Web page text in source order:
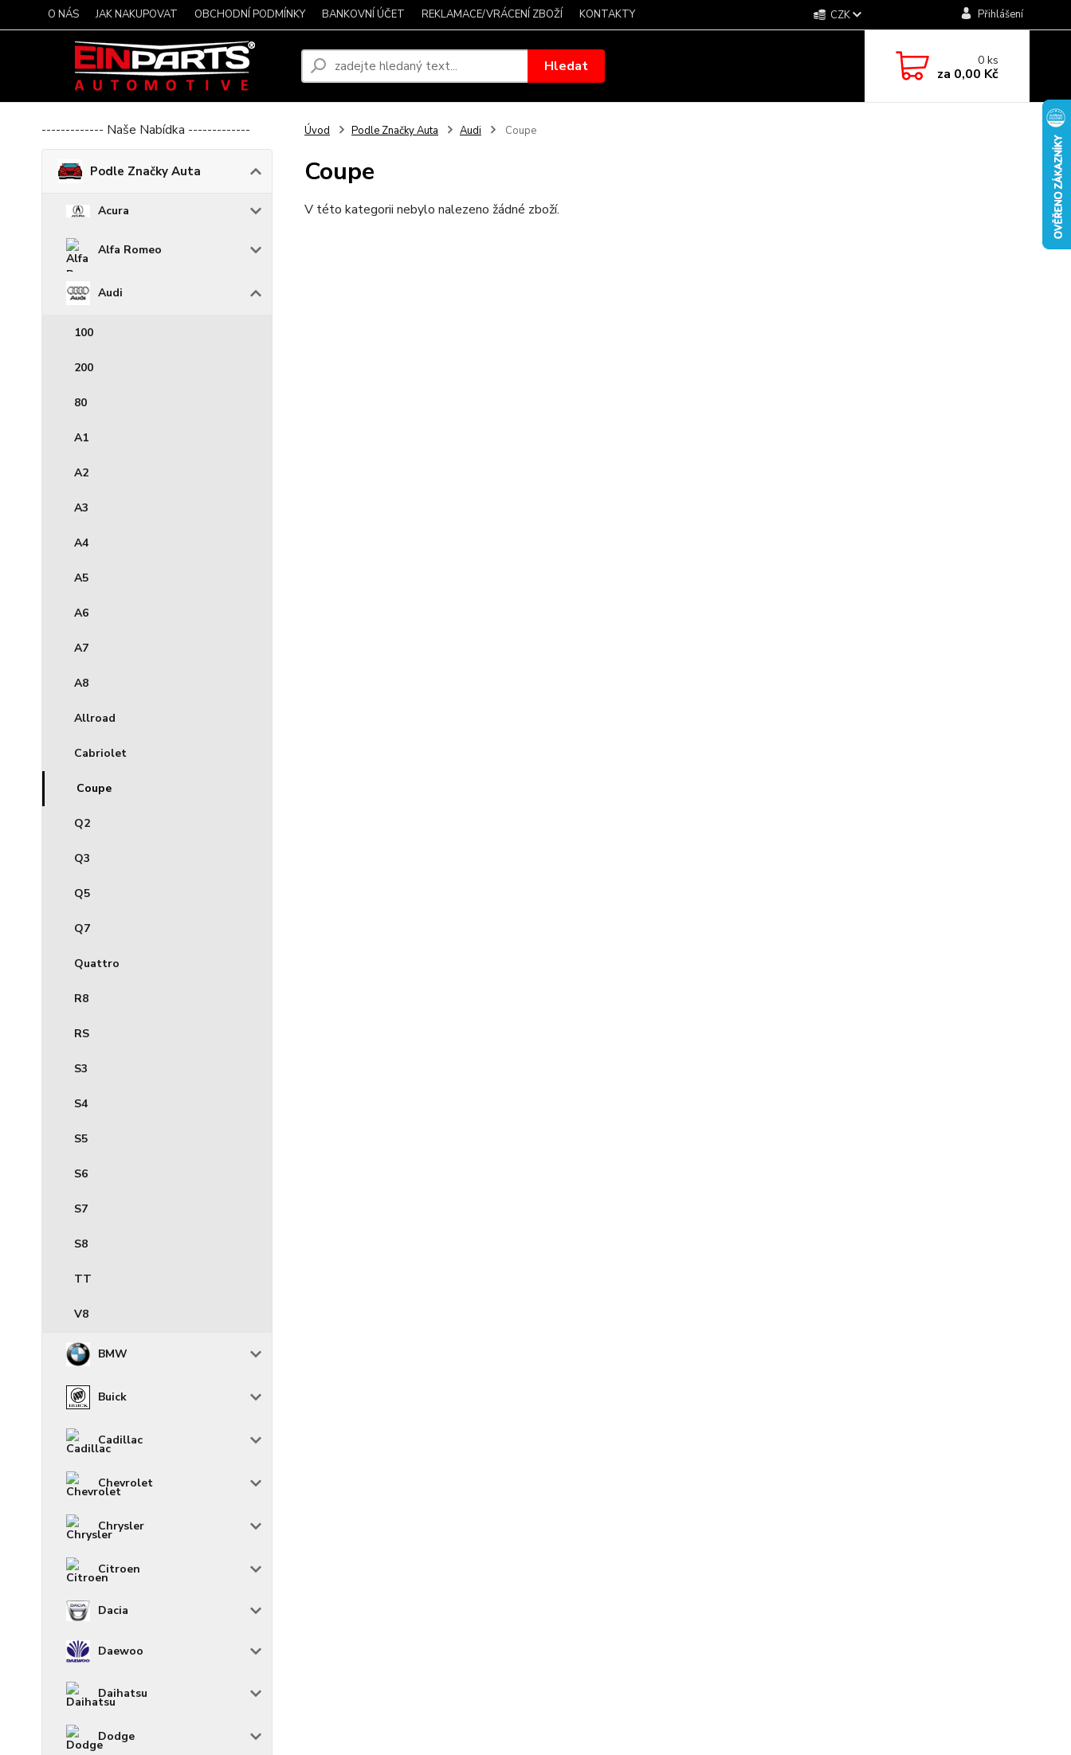
O NÁS JAK NAKUPOVAT OBCHODNÍ PODMÍNKY BANKOVNÍ ÚČET REKLAMACE/VRÁCENÍ ZBOŽÍ KONTAKTY CZK Přihlášení
Hledat 0ks
za 0,00 Kč
------------- Naše Nabídka -------------
Podle Značky Auta
Acura
Alfa Romeo
Audi
100
200
80
A1
A2
A3
A4
A5
A6
A7
A8
Allroad
Cabriolet
Coupe
Q2
Q3
Q5
Q7
Quattro
R8
RS
S3
S4
S5
S6
S7
S8
TT
V8
BMW
Buick
Cadillac
Chevrolet
Chrysler
Citroen
Dacia
Daewoo
Daihatsu
Dodge
Úvod Podle Značky Auta Audi Coupe
Coupe
V této kategorii nebylo nalezeno žádné zboží.